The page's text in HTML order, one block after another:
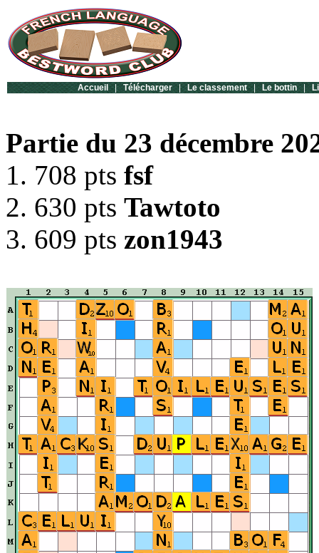
Accueil | Télécharger | Le classement | Le bottin |
Partie du 23 décembre
1. 708 pts fsf
2. 630 pts Tawtoto
3. 609 pts zon1943